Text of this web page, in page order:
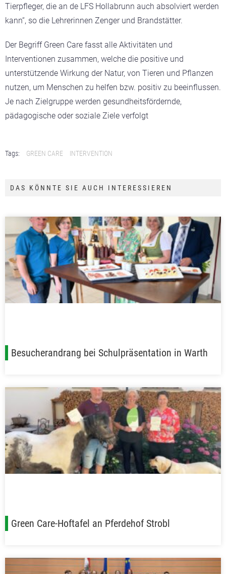
Tierpfleger, die an de LFS Hollabrunn auch absolviert werden
kann“, so die Lehrerinnen Zenger und Brandstätter.
Der Begriff Green Care fasst alle Aktivitäten und
Interventionen zusammen, welche die positive und
unterstützende Wirkung der Natur, von Tieren und Pflanzen
nutzen, um Menschen zu helfen bzw. positiv zu beeinflussen.
Je nach Zielgruppe werden gesundheitsfördernde,
pädagogische oder soziale Ziele verfolgt
Tags: GREEN CARE INTERVENTION
DAS KÖNNTE SIE AUCH INTERESSIEREN
Besucherandrang bei Schulpräsentation in Warth
Green Care-Hoftafel an Pferdehof Strobl